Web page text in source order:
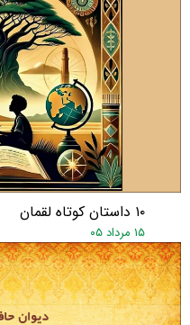
۱۰ داستان کوتاه لقمان
۱۵ مرداد ۰۵